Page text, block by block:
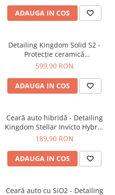
ADAUGA IN COS
Detailing Kingdom Solid S2 -
Protecție ceramică
profesională (50ml)
599,90 RON
ADAUGA IN COS
Ceară auto hibridă - Detailing
Kingdom Stellar Invicto Hybrid
(100gr)
189,90 RON
ADAUGA IN COS
Ceară auto cu SiO2 - Detailing